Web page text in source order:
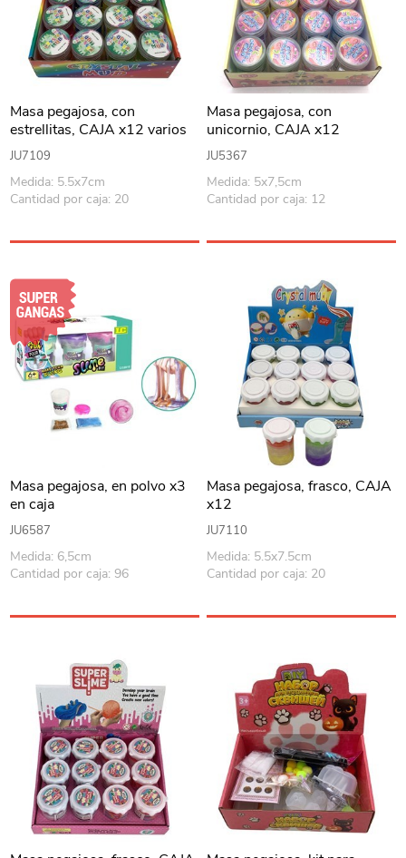
Masa pegajosa, con
estrellitas, CAJA x12 varios
colores
JU7109
Medida: 5.5x7cm
Cantidad por caja: 20
Masa pegajosa, con
unicornio, CAJA x12
JU5367
Medida: 5x7,5cm
Cantidad por caja: 12
Masa pegajosa, en polvo x3
en caja
JU6587
Medida: 6,5cm
Cantidad por caja: 96
Masa pegajosa, frasco, CAJA
x12
JU7110
Medida: 5.5x7.5cm
Cantidad por caja: 20